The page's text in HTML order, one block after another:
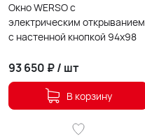
Окно WERSO с
электрическим открыванием
с настенной кнопкой 94x98
93 650 ₽/ шт
В корзину